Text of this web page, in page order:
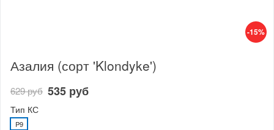
-15%
Азалия (сорт 'Klondyke')
629 руб 535 руб
Тип КС
P9